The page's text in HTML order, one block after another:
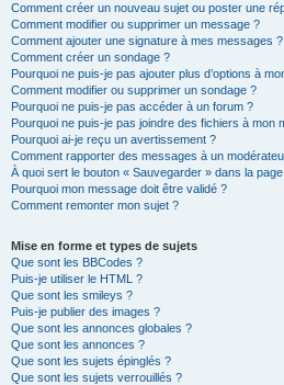
Comment créer un nouveau sujet ou poster une
Comment modifier ou supprimer un message ?
Comment ajouter une signature à mes messages ?
Comment créer un sondage ?
Pourquoi ne puis-je pas ajouter plus d’options à
Comment modifier ou supprimer un sondage ?
Pourquoi ne puis-je pas accéder à un forum ?
Pourquoi ne puis-je pas joindre des fichiers à mon
Pourquoi ai-je reçu un avertissement ?
Comment rapporter des messages à un
À quoi sert le bouton « Sauvegarder » dans la
Pourquoi mon message doit être validé ?
Comment remonter mon sujet ?
Mise en forme et types de sujets
Que sont les BBCodes ?
Puis-je utiliser le HTML ?
Que sont les smileys ?
Puis-je publier des images ?
Que sont les annonces globales ?
Que sont les annonces ?
Que sont les sujets épinglés ?
Que sont les sujets verrouillés ?